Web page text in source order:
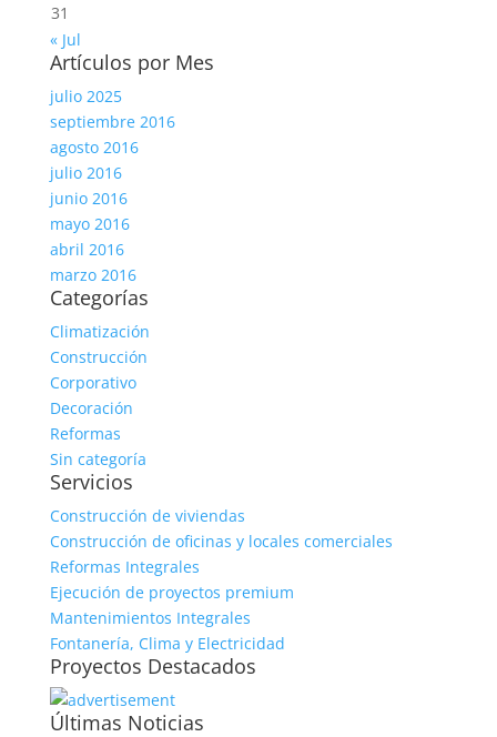
31
« Jul
Artículos por Mes
julio 2025
septiembre 2016
agosto 2016
julio 2016
junio 2016
mayo 2016
abril 2016
marzo 2016
Categorías
Climatización
Construcción
Corporativo
Decoración
Reformas
Sin categoría
Servicios
Construcción de viviendas
Construcción de oficinas y locales comerciales
Reformas Integrales
Ejecución de proyectos premium
Mantenimientos Integrales
Fontanería, Clima y Electricidad
Proyectos Destacados
Últimas Noticias